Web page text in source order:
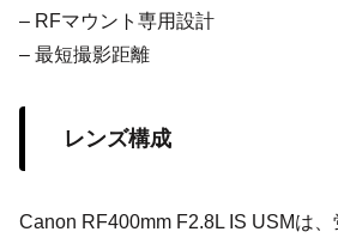
– RFマウント専用設計
– 最短撮影距離
レンズ構成
Canon RF400mm F2.8L IS USMは